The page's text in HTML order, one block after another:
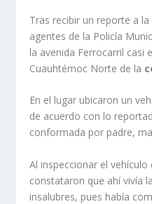
Tras recibir un reporte a
agentes de la Policía
la avenida Ferrocarril casi
Cuauhtémoc Norte de la
En el lugar ubicaron un
de acuerdo con lo
conformada por padre,
Al inspeccionar el
constataron que ahí vivía
insalubres, pues había